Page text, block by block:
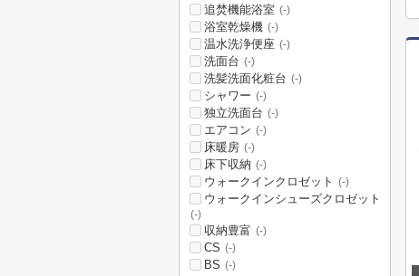
追焚機能浴室 (-)
浴室乾燥機 (-)
温水洗浄便座 (-)
洗面台 (-)
洗髪洗面化粧台 (-)
シャワー (-)
独立洗面台 (-)
エアコン (-)
床暖房 (-)
床下収納 (-)
ウォークインクロゼット (-)
ウォークインシューズクロゼット
(-)
収納豊富 (-)
CS (-)
BS (-)